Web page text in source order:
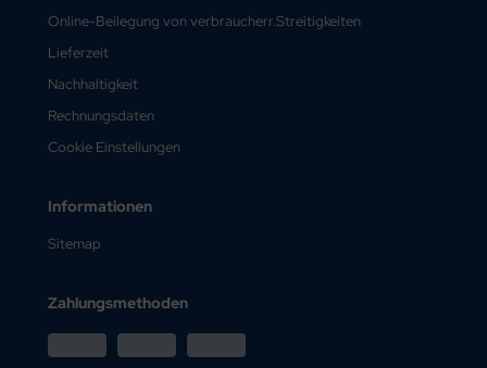
Online-Beilegung von verbraucherr.Streitigkeiten
Lieferzeit
Nachhaltigkeit
Rechnungsdaten
Cookie Einstellungen
Informationen
Sitemap
Zahlungsmethoden